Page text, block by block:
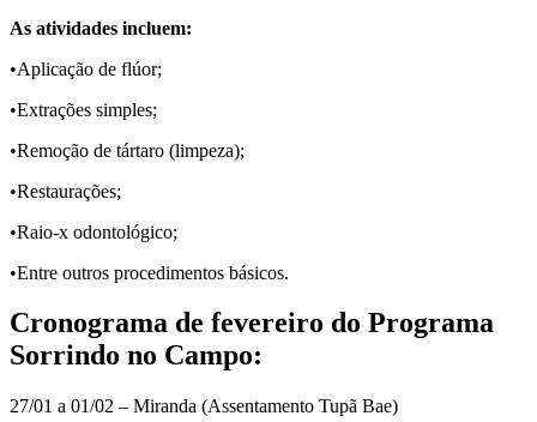
As atividades incluem:
•Aplicação de flúor;
•Extrações simples;
•Remoção de tártaro (limpeza);
•Restaurações;
•Raio-x odontológico;
•Entre outros procedimentos básicos.
Cronograma de fevereiro do Programa
Sorrindo no Campo:
27/01 a 01/02 – Miranda (Assentamento Tupã Bae)